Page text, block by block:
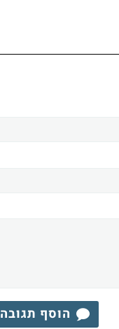
הוסף תגובה